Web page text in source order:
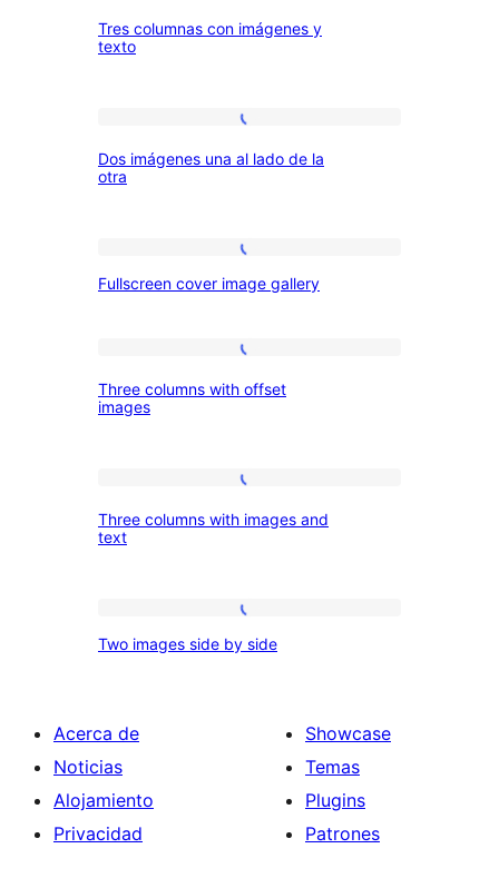
compensación
columnas
texto
Tres columnas con imágenes y
texto
imágenes
de
Dos imágenes una al lado de la
otra
cover
Fullscreen cover image gallery
columns
Three columns with offset
images
columns
text
Three columns with images and
text
images
Two images side by side
Acerca de
Noticias
Alojamiento
Privacidad
Showcase
Temas
Plugins
Patrones